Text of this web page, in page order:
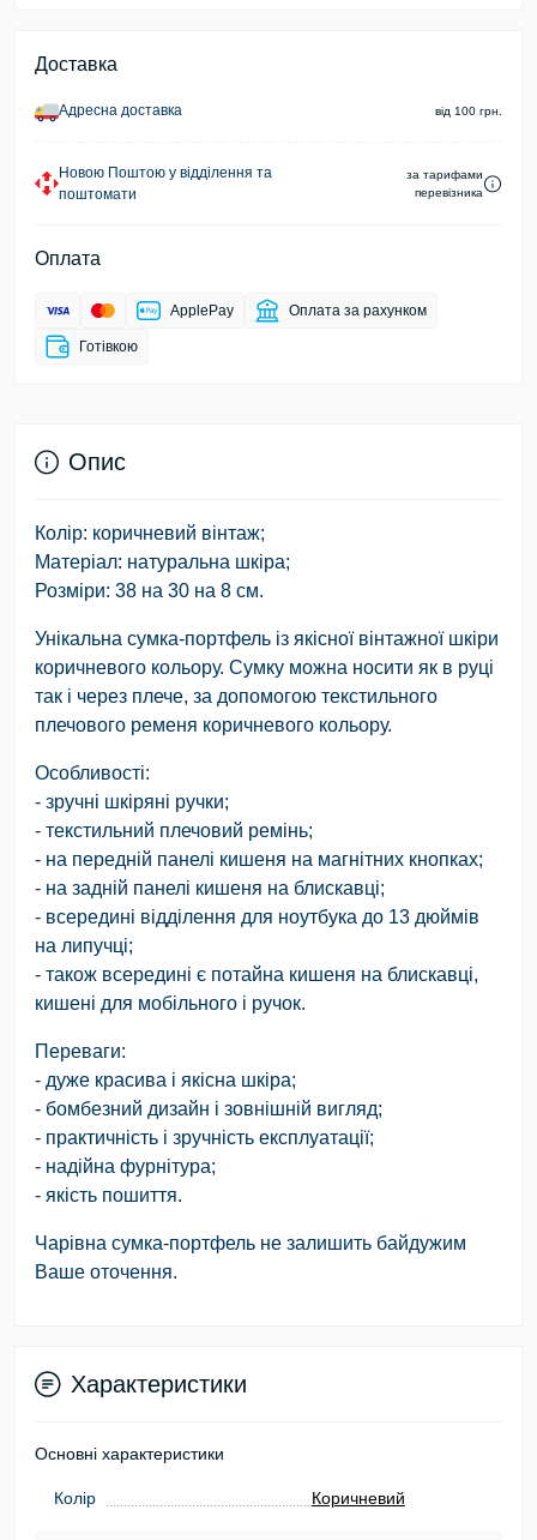
Доставка
Адресна доставка від 100 грн.
Новою Поштою у відділення та
поштомати
за тарифами
перевізника
Оплата
ApplePay Оплата за рахунком
Готівкою
Опис
Колір: коричневий вінтаж;
Матеріал: натуральна шкіра;
Розміри: 38 на 30 на 8 см.
Унікальна сумка-портфель із якісної вінтажної шкіри
коричневого кольору. Сумку можна носити як в руці
так і через плече, за допомогою текстильного
плечового ременя коричневого кольору.
Особливості:
- зручні шкіряні ручки;
- текстильний плечовий ремінь;
- на передній панелі кишеня на магнітних кнопках;
- на задній панелі кишеня на блискавці;
- всередині відділення для ноутбука до 13 дюймів
на липучці;
- також всередині є потайна кишеня на блискавці,
кишені для мобільного і ручок.
Переваги:
- дуже красива і якісна шкіра;
- бомбезний дизайн і зовнішній вигляд;
- практичність і зручність експлуатації;
- надійна фурнітура;
- якість пошиття.
Чарівна сумка-портфель не залишить байдужим
Ваше оточення.
Характеристики
Основні характеристики
Колір Коричневий